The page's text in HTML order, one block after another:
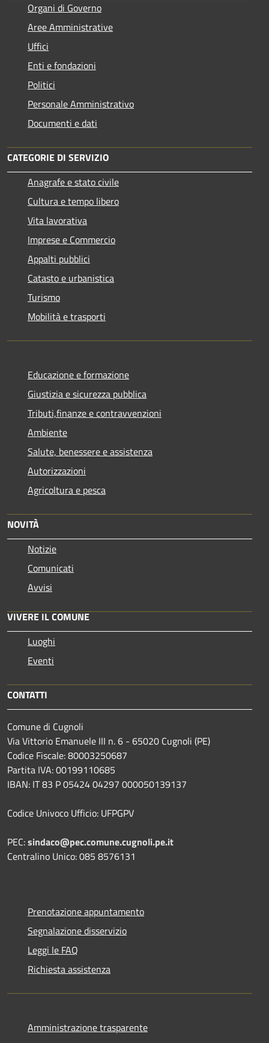
Organi di Governo
Aree Amministrative
Uffici
Enti e fondazioni
Politici
Personale Amministrativo
Documenti e dati
CATEGORIE DI SERVIZIO
Anagrafe e stato civile
Cultura e tempo libero
Vita lavorativa
Imprese e Commercio
Appalti pubblici
Catasto e urbanistica
Turismo
Mobilità e trasporti
Educazione e formazione
Giustizia e sicurezza pubblica
Tributi,finanze e contravvenzioni
Ambiente
Salute, benessere e assistenza
Autorizzazioni
Agricoltura e pesca
NOVITÀ
Notizie
Comunicati
Avvisi
VIVERE IL COMUNE
Luoghi
Eventi
CONTATTI
Comune di Cugnoli
Via Vittorio Emanuele III n. 6 - 65020 Cugnoli (PE)
Codice Fiscale: 80003250687
Partita IVA: 00199110685
IBAN: IT 83 P 05424 04297 000050139137
Codice Univoco Ufficio: UFPGPV
PEC:sindaco@pec.comune.cugnoli.pe.it
Centralino Unico: 085 8576131
Prenotazione appuntamento
Segnalazione disservizio
Leggi le FAQ
Richiesta assistenza
Amministrazione trasparente